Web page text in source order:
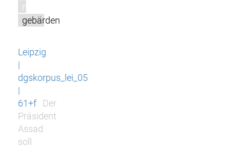
m
gebärden
Leipzig
|
dgskorpus_lei_05
|
61+f
Der
Präsident
Assad
soll